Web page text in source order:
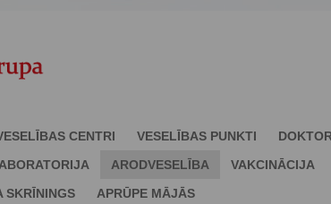
CENTRI VESELĪBAS PUNKTI
ARODVESELĪBA VAKCINĀCIJA
SKRĪNINGS APRŪPE MĀJĀS